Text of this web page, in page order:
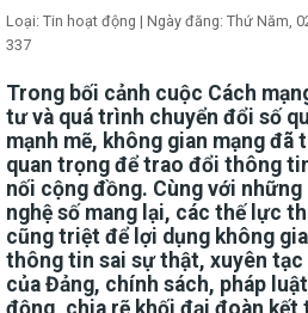
Loại: Tin hoạt động | Ngày đăng: Thứ Năm,
337
Trong bối cảnh cuộc Cách
tư và quá trình chuyển đổi số
mạnh mẽ, không gian mạng
quan trọng để trao đổi thông
nối cộng đồng. Cùng với
nghệ số mang lại, các thế lực
cũng triệt để lợi dụng không
thông tin sai sự thật, xuyên
của Đảng, chính sách, pháp
động, chia rẽ khối đại đoàn